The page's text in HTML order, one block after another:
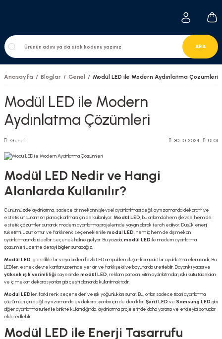
ARA
Anasayfa Bloglar Genel Modül LED ile Modern Aydınlatma Çözümleri
Modül LED ile Modern
Aydınlatma Çözümleri
Genel 30-10-2024 01:01
Modül LED Nedir ve Hangi
Alanlarda Kullanılır?
Günümüzde aydınlatma, sadece bir mekanın işlevsel aydınlatılması değil, aynı zamanda dekoratif ve
estetik unsurların ön plana çıkarılması için de kullanılıyor. Modül LED, bu anlamda hem işlevsel hem de
estetik çözümler sunarak modern aydınlatma projelerinde yaygın olarak tercih ediliyor. Düşük enerji
tüketimi, uzun ömür ve farklı renk seçenekleri ile modül LED, hem iç hem de dış mekan
aydınlatmasında ideal bir seçenek haline geliyor. Bu yazıda,modül LED ile modern aydınlatma
çözümleri üzerine detaylı bilgiler sunacağız.
Modül LED, genellikle bir veya birden fazla LED ampulden oluşan kompakt bir aydınlatma elemanıdır. Bu
LED'ler, esnek devre kartları üzerinde yer alır ve farklı şekil ve boyutlarda üretilebilir. Dayanıklı yapısı ve
yüksek ışık verimliliği sayesinde modül LED, reklam panoları, vitrin aydınlatmaları, ışıklı kutu tabelaları
ve iç mekan dekorasyonları gibi çeşitli alanlarda kullanılmaktadır.
Modül LED'ler, farklı renk seçenekleri ve ışık yoğunlukları sunar. Bu, onları sadece ticari aydınlatma
çözümleri için değil, aynı zamanda ev dekorasyonları için de ideal kılar. Şerit LED ve Samsung LED gibi
diğer aydınlatma türleri ile birlikte kullanıldığında, aydınlatma projelerinde daha yaratıcı ve etkileyici sonuçlar
elde edilebilir.
Modül LED ile Enerji Tasarrufu